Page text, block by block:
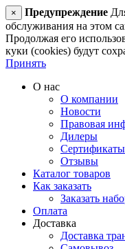
× Предупреждение
обслуживания на этом
Продолжая его
куки (cookies) будут
Принять
О нас
О компании
Новости
Правовая
Дилеры
Сертификаты
Отзывы
Каталог товаров
Как заказать
Заказать
Оплата
Доставка
Доставка